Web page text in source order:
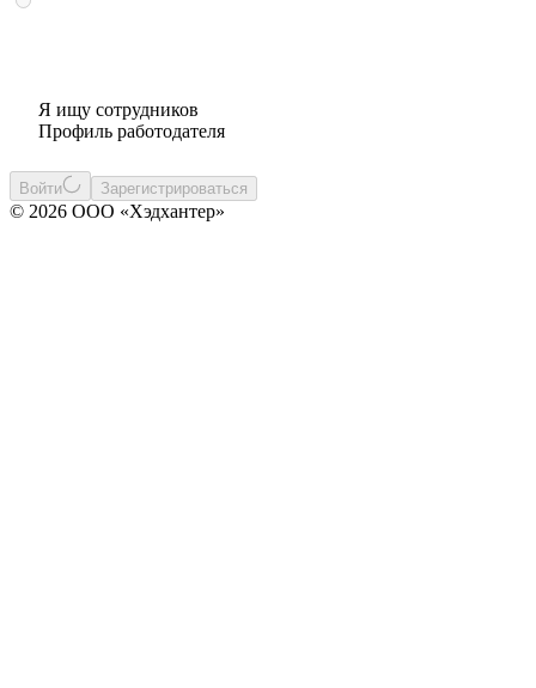
Я ищу сотрудников
Профиль работодателя
Войти Зарегистрироваться
© 2026 ООО «Хэдхантер»